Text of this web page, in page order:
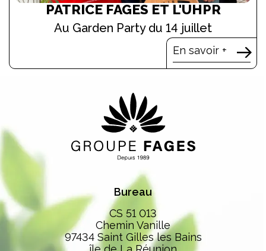
PATRICE FAGES ET L'UHPR
Au Garden Party du 14 juillet
En savoir +
Bureau
CS 51 013
Chemin Vanille
97434 Saint Gilles les Bains